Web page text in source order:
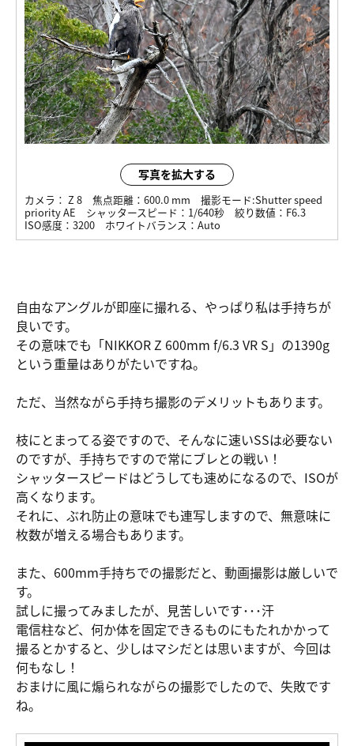
写真を拡大する
カメラ： Z 8 焦点距離： 600.0 mm 撮影モード:Shutter speed
priority AE
シャッタースピード： 1/640秒 絞り数値： F6.3
ISO感度： 3200 ホワイトバランス： Auto
自由なアングルが即座に撮れる、やっぱり私は手持ちが
良いです。
その意味でも「NIKKOR Z 600mm f/6.3 VR S」の1390g
という重量はありがたいですね。
ただ、当然ながら手持ち撮影のデメリットもあります。
枝にとまってる姿ですので、そんなに速いSSは必要ない
のですが、手持ちですので常にブレとの戦い！
シャッタースピードはどうしても速めになるので、ISOが
高くなります。
それに、ぶれ防止の意味でも連写しますので、無意味に
枚数が増える場合もあります。
また、600mm手持ちでの撮影だと、動画撮影は厳しいで
す。
試しに撮ってみましたが、見苦しいです･･･汗
電信柱など、何か体を固定できるものにもたれかかって
撮るとかすると、少しはマシだとは思いますが、今回は
何もなし！
おまけに風に煽られながらの撮影でしたので、失敗です
ね。